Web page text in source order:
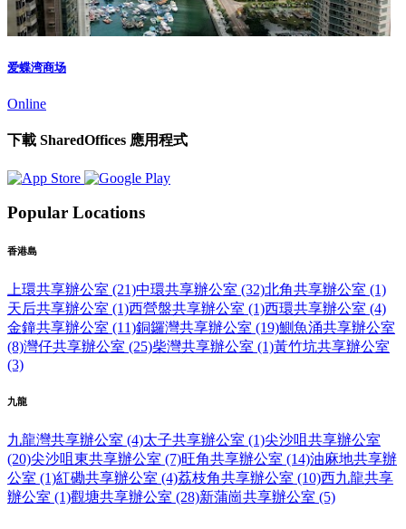
爱蝶湾商场
Online
下載 SharedOffices 應用程式
Popular Locations
香港島
上環共享辦公室 (21)中環共享辦公室 (32)北角共享辦公室 (1)
天后共享辦公室 (1)西營盤共享辦公室 (1)西環共享辦公室 (4)
金鐘共享辦公室 (11)銅鑼灣共享辦公室 (19)鰂魚涌共享辦公室
(8)灣仔共享辦公室 (25)柴灣共享辦公室 (1)黃竹坑共享辦公室
(3)
九龍
九龍灣共享辦公室 (4)太子共享辦公室 (1)尖沙咀共享辦公室
(20)尖沙咀東共享辦公室 (7)旺角共享辦公室 (14)油麻地共享辦
公室 (1)紅磡共享辦公室 (4)荔枝角共享辦公室 (10)西九龍共享
辦公室 (1)觀塘共享辦公室 (28)新蒲崗共享辦公室 (5)